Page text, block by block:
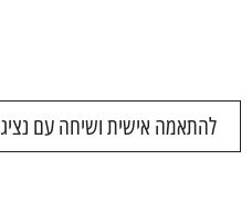
להתאמה אישית ושיחה עם נציג